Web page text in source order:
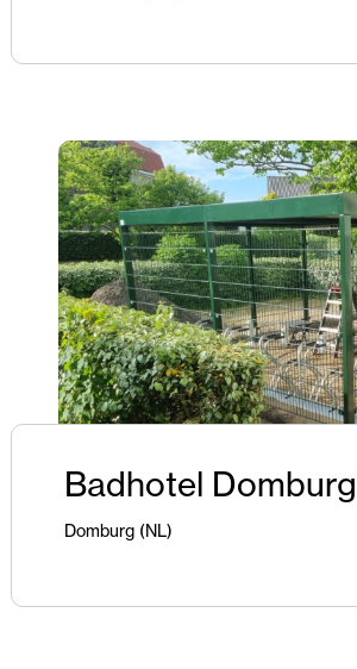
Badhotel Domburg
Domburg (NL)